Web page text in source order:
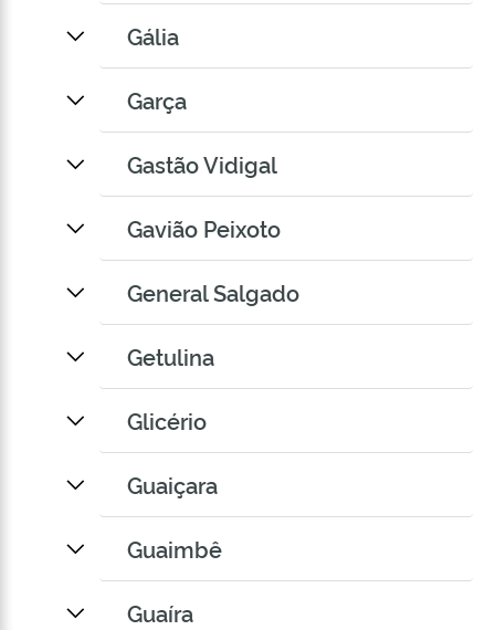
Gália
Garça
Gastão Vidigal
Gavião Peixoto
General Salgado
Getulina
Glicério
Guaiçara
Guaimbê
Guaíra